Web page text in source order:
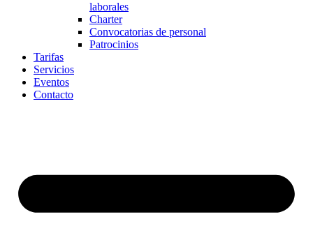
laborales
Charter
Convocatorias de personal
Patrocinios
Tarifas
Servicios
Eventos
Contacto